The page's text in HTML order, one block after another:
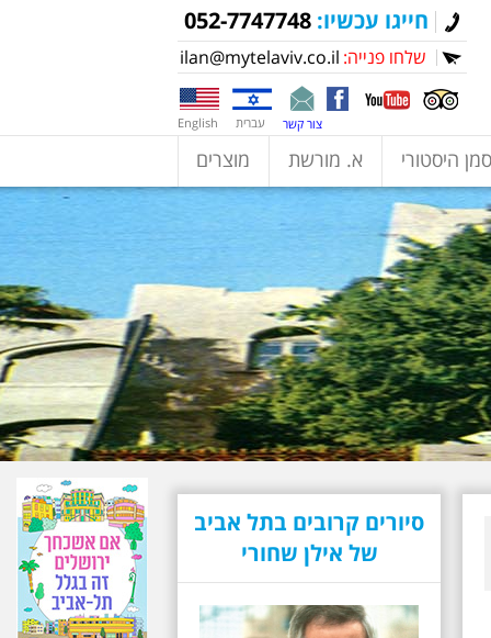
חייגו עכשיו: 052-7747748
שלחו פנייה: ilan@mytelaviv.co.il
English עברית צור קשר
סמן היסטורי א. מורשת מוצרים
סיורים קרובים בתל אביב
של אילן שחורי